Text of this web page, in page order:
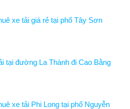
xe tải giá rẻ tại phố Tây Sơn
tại đường La Thành đi Cao Bằng
xe tải Phi Long tại phố Nguyễn